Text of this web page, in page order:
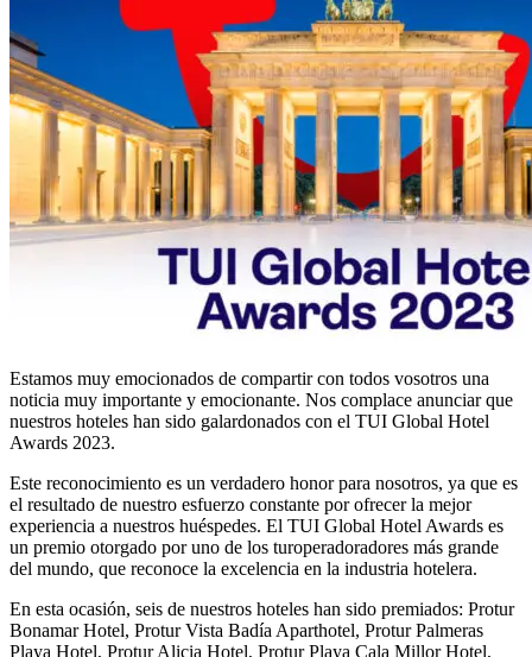
Estamos muy emocionados de compartir con todos vosotros una
noticia muy importante y emocionante. Nos complace anunciar que
nuestros hoteles han sido galardonados con el TUI Global Hotel
Awards 2023.
Este reconocimiento es un verdadero honor para nosotros, ya que es
el resultado de nuestro esfuerzo constante por ofrecer la mejor
experiencia a nuestros huéspedes. El TUI Global Hotel Awards es
un premio otorgado por uno de los turoperadoradores más grande
del mundo, que reconoce la excelencia en la industria hotelera.
En esta ocasión, seis de nuestros hoteles han sido premiados: Protur
Bonamar Hotel, Protur Vista Badía Aparthotel, Protur Palmeras
Playa Hotel, Protur Alicia Hotel, Protur Playa Cala Millor Hotel,